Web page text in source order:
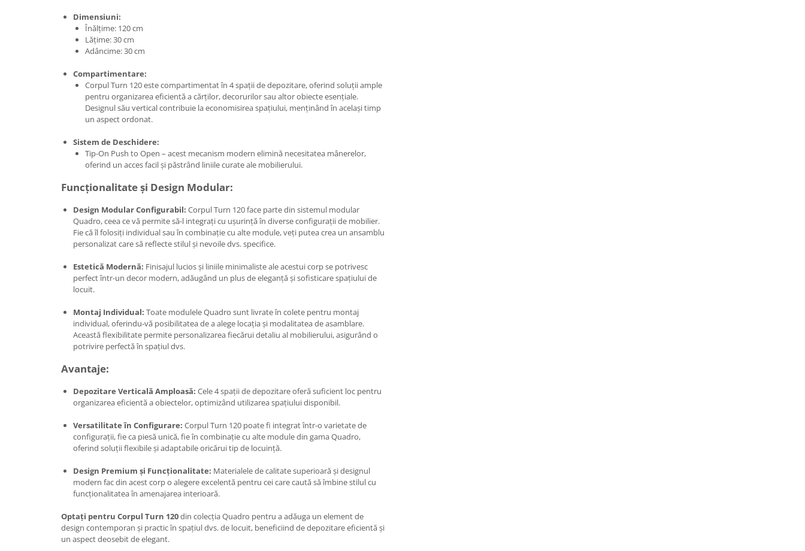
Dimensiuni:
Înălțime: 120 cm
Lățime: 30 cm
Adâncime: 30 cm
Compartimentare:
Corpul Turn 120 este compartimentat în 4 spații de depozitare, oferind soluții ample
pentru organizarea eficientă a cărților, decorurilor sau altor obiecte esențiale.
Designul său vertical contribuie la economisirea spațiului, menținând în același timp
un aspect ordonat.
Sistem de Deschidere:
Tip-On Push to Open – acest mecanism modern elimină necesitatea mânerelor,
oferind un acces facil și păstrând liniile curate ale mobilierului.
Funcționalitate și Design Modular:
Design Modular Configurabil: Corpul Turn 120 face parte din sistemul modular
Quadro, ceea ce vă permite să-l integrați cu ușurință în diverse configurații de mobilier.
Fie că îl folosiți individual sau în combinație cu alte module, veți putea crea un ansamblu
personalizat care să reflecte stilul și nevoile dvs. specifice.
Estetică Modernă: Finisajul lucios și liniile minimaliste ale acestui corp se potrivesc
perfect într-un decor modern, adăugând un plus de eleganță și sofisticare spațiului de
locuit.
Montaj Individual: Toate modulele Quadro sunt livrate în colete pentru montaj
individual, oferindu-vă posibilitatea de a alege locația și modalitatea de asamblare.
Această flexibilitate permite personalizarea fiecărui detaliu al mobilierului, asigurând o
potrivire perfectă în spațiul dvs.
Avantaje:
Depozitare Verticală Amploasă: Cele 4 spații de depozitare oferă suficient loc pentru
organizarea eficientă a obiectelor, optimizând utilizarea spațiului disponibil.
Versatilitate în Configurare: Corpul Turn 120 poate fi integrat într-o varietate de
configurații, fie ca piesă unică, fie în combinație cu alte module din gama Quadro,
oferind soluții flexibile și adaptabile oricărui tip de locuință.
Design Premium și Funcționalitate: Materialele de calitate superioară și designul
modern fac din acest corp o alegere excelentă pentru cei care caută să îmbine stilul cu
funcționalitatea în amenajarea interioară.
Optați pentru Corpul Turn 120din colecția Quadro pentru a adăuga un element de
design contemporan și practic în spațiul dvs. de locuit, beneficiind de depozitare eficientă și
un aspect deosebit de elegant.